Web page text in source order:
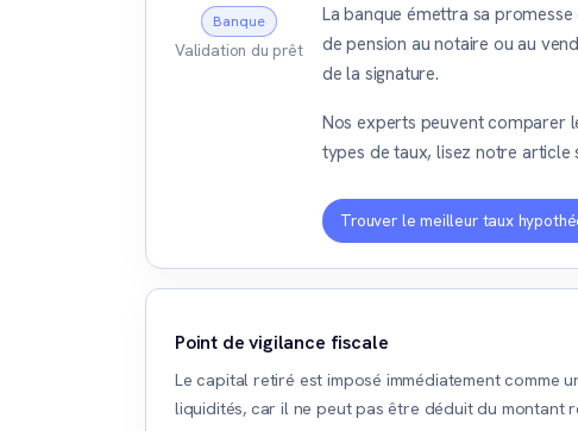
Banque
Validation du prêt
La banque émettra sa
de pension au notaire ou au
de la signature.
Nos experts peuvent comparer
types de taux, lisez notre
Trouver le meilleur taux
Point de vigilance fiscale
Le capital retiré est imposé immédiatement
liquidités, car il ne peut pas être déduit du montant